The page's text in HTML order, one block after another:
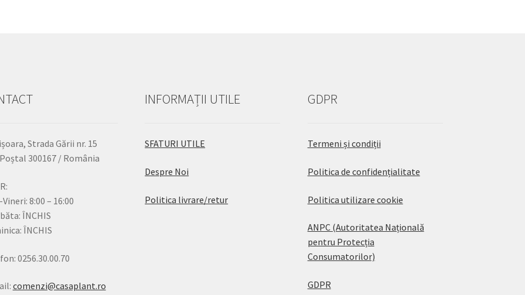
Strada Gării nr. 15
300167 / România
8:00 – 16:00
ÎNCHIS
ÎNCHIS
0256.30.00.70
comenzi@casaplant.ro
INFORMAȚII UTILE
SFATURI UTILE
Despre Noi
Politica livrare/retur
GDPR
Termeni și condiții
Politica de confidențialitate
Politica utilizare cookie
ANPC (Autoritatea Națională
pentru Protecția
Consumatorilor)
GDPR